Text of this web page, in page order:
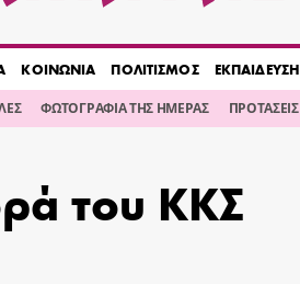
ΚΟΙΝΩΝΙΑ ΠΟΛΙΤΙΣΜΟΣ ΕΚΠΑΙΔΕΥΣΗ
ΦΩΤΟΓΡΑΦΙΑ ΤΗΣ ΗΜΕΡΑΣ ΠΡΟΤΑΣΕΙΣ
του ΚΚΣ